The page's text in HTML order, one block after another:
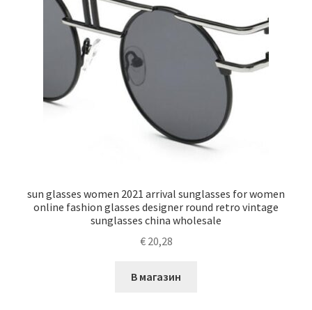
sun glasses women 2021 arrival sunglasses for women
online fashion glasses designer round retro vintage
sunglasses china wholesale
€20,28
В магазин